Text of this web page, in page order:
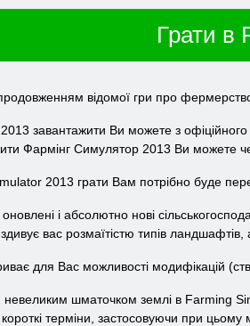
Грати в
відомої гри про
завантажити Ви можете з
Фармінг Симулятор 2013 Ви можете
2013 грати Вам потрібно буде
і абсолютно нові
вас розмаїтістю типів ландшафтів, а
для Вас можливості модифікацій
невеликим шматочком землі в Farming
терміни, застосовуючи при цьому